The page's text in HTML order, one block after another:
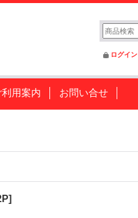
ログイン
利用案内 お問い合せ
]